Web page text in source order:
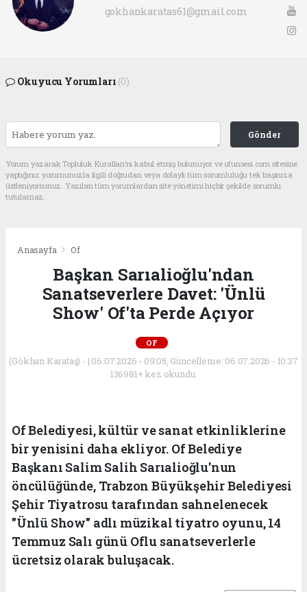
gokhankaratas61@gmail.com
Okuyucu Yorumları (0)
Gönder
Yorum yazarak Topluluk Kuralları’nı kabul etmiş bulunuyor ve ofunsesi.com sitesine
yaptığınız yorumunuzla ilgili doğrudan veya dolaylı tüm sorumluluğu tek başınıza
üstleniyorsunuz. Yazılan tüm yorumlardan site yönetimi hiçbir şekilde sorumlu
tutulamaz.
Anasayfa Of
Başkan Sarıalioğlu'ndan
Sanatseverlere Davet: 'Ünlü
Show' Of'ta Perde Açıyor
OF
(Gökhan Karataş) - | 06.07.2026 - 09:05, Güncelleme: 06.07.2026 - 10:37
136981+ kez okundu.
Of Belediyesi, kültür ve sanat etkinliklerine
bir yenisini daha ekliyor. Of Belediye
Başkanı Salim Salih Sarıalioğlu'nun
öncülüğünde, Trabzon Büyükşehir Belediyesi
Şehir Tiyatrosu tarafından sahnelenecek
"Ünlü Show" adlı müzikal tiyatro oyunu, 14
Temmuz Salı günü Oflu sanatseverlerle
ücretsiz olarak buluşacak.